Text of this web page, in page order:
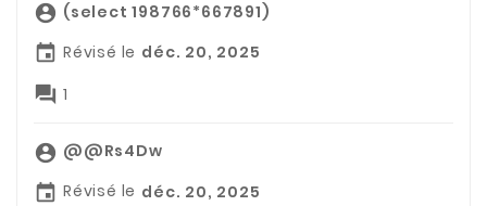
 (select 198766*667891)
 Révisé le déc. 20, 2025
 1
 @@Rs4Dw
 Révisé le déc. 20, 2025